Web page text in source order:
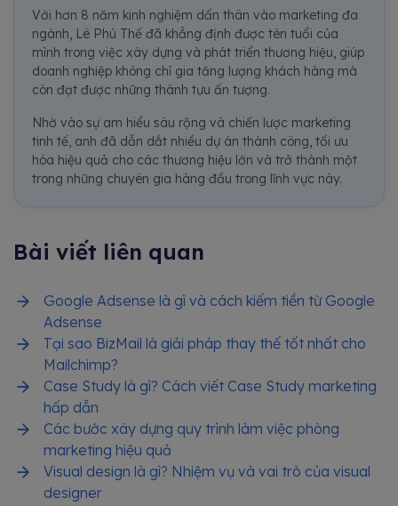
Với hơn 8 năm kinh nghiệm dấn thân vào marketing đa
ngành, Lê Phú Thế đã khẳng định được tên tuổi của
mình trong việc xây dựng và phát triển thương hiệu, giúp
doanh nghiệp không chỉ gia tăng lượng khách hàng mà
còn đạt được những thành tựu ấn tượng.
Nhờ vào sự am hiểu sâu rộng và chiến lược marketing
tinh tế, anh đã dẫn dắt nhiều dự án thành công, tối ưu
hóa hiệu quả cho các thương hiệu lớn và trở thành một
trong những chuyên gia hàng đầu trong lĩnh vực này.
Bài viết liên quan
Google Adsense là gì và cách kiếm tiền từ Google
Adsense
Tại sao BizMail là giải pháp thay thế tốt nhất cho
Mailchimp?
Case Study là gì? Cách viết Case Study marketing
hấp dẫn
Các bước xây dựng quy trình làm việc phòng
marketing hiệu quả
Visual design là gì? Nhiệm vụ và vai trò của visual
designer